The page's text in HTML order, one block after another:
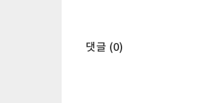
댓글 (0)